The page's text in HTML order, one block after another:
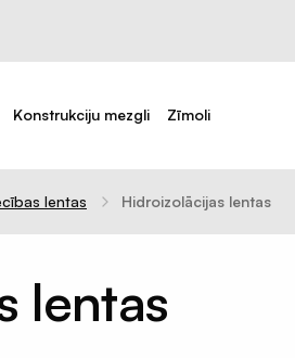
Konstrukciju mezgli Zīmoli
lentas Hidroizolācijas lentas
lentas